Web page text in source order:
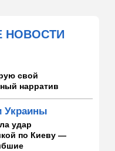
НОВОСТИ
свой
нарратив
Украины
удар
по Киеву —